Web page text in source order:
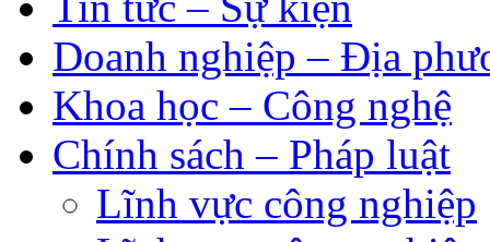
Doanh nghiệp – Địa
Khoa học – Công nghệ
Chính sách – Pháp luật
Lĩnh vực công nghiệp